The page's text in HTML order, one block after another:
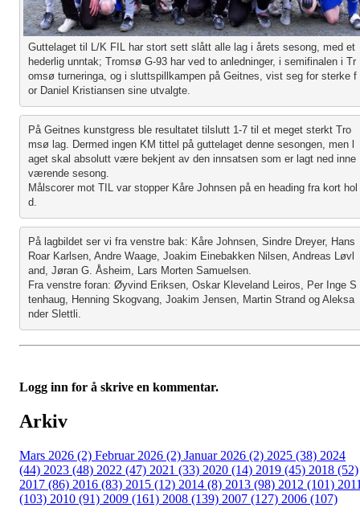
Guttelaget til L/K FIL har stort sett slått alle lag i årets sesong, med et
hederlig unntak; Tromsø G-93 har ved to anledninger, i semifinalen i Tr
omsø turneringa, og i sluttspillkampen på Geitnes, vist seg for sterke f
or Daniel Kristiansen sine utvalgte.
På Geitnes kunstgress ble resultatet tilslutt 1-7 til et meget sterkt Tro
msø lag. Dermed ingen KM tittel på guttelaget denne sesongen, men l
aget skal absolutt være bekjent av den innsatsen som er lagt ned inne
værende sesong.
Målscorer mot TIL var stopper Kåre Johnsen på en heading fra kort hol
d.
På lagbildet ser vi fra venstre bak: Kåre Johnsen, Sindre Dreyer, Hans
Roar Karlsen, Andre Waage, Joakim Einebakken Nilsen, Andreas Løvl
and, Jøran G. Åsheim, Lars Morten Samuelsen.
Fra venstre foran: Øyvind Eriksen, Oskar Kleveland Leiros, Per Inge S
tenhaug, Henning Skogvang, Joakim Jensen, Martin Strand og Aleksa
nder Slettli.
Logg inn for å skrive en kommentar.
Arkiv
Mars 2026 (2) Februar 2026 (2) Januar 2026 (2) 2025 (38) 2024
(44) 2023 (48) 2022 (47) 2021 (33) 2020 (14) 2019 (45) 2018 (52)
2017 (86) 2016 (83) 2015 (12) 2014 (8) 2013 (98) 2012 (101)
(103) 2010 (91) 2009 (161) 2008 (139) 2007 (127) 2006 (107)